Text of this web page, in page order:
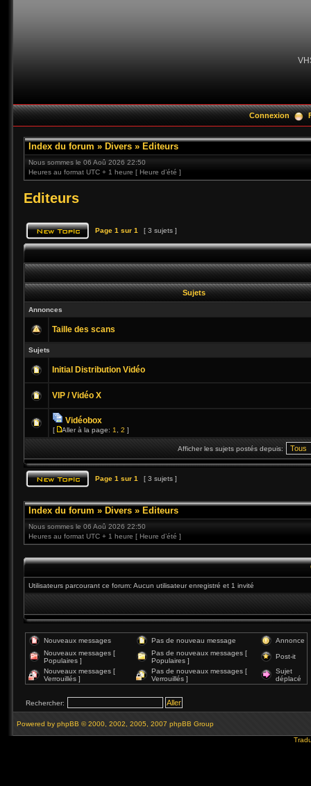
Connexion
Index du forum » Divers » Editeurs
Nous sommes le 06 Aoû 2026 22:50
Heures au format UTC + 1 heure [ Heure d’été ]
Editeurs
Page 1 sur 1 [ 3 sujets ]
Sujets
Annonces
Taille des scans
Sujets
Initial Distribution Vidéo
VIP / Vidéo X
Vidéobox
[ Aller à la page: 1 2 ]
Afficher les sujets postés depuis:
Page 1 sur 1 [ 3 sujets ]
Index du forum » Divers » Editeurs
Nous sommes le 06 Aoû 2026 22:50
Heures au format UTC + 1 heure [ Heure d’été ]
Utilisateurs parcourant ce forum: Aucun utilisateur enregistré et 1 invité
Nouveaux messages Pas de nouveau message
Annonce
Nouveaux messages [
Populaires ]
Pas de nouveaux messages [
Populaires ]
Post-it
Nouveaux messages [
Verrouillés ]
Pas de nouveaux messages [
Verrouillés ]
Sujet
déplacé
Rechercher:
Powered by phpBB © 2000, 2002, 2005, 2007 phpBB Group